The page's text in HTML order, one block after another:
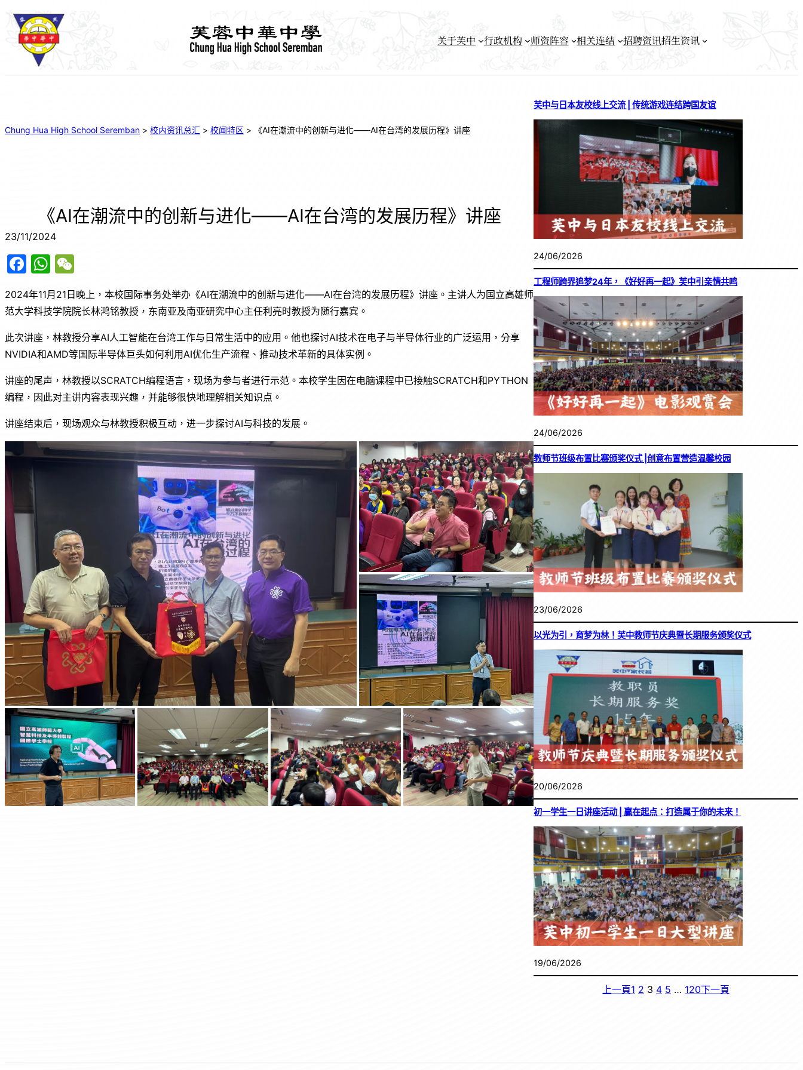
关于芙中 行政机构 师资阵容 相关连结 招聘资讯招生资讯
Chung Hua High School Seremban > 校内资讯总汇 > 校闻特区 > 《AI在潮流中的创新与进化——AI在台湾的发展历程》讲座
《AI在潮流中的创新与进化——AI在台湾的发展历程》讲座
23/11/2024
F
c
e
b
o
o
k
W
at
s
A
p
p
C
h
at
2024年11月21日晚上，本校国际事务处举办《AI在潮流中的创新与进化——AI在台湾的发展历程》讲座。主讲人为国立高雄师
范大学科技学院院长林鸿铭教授，东南亚及南亚研究中心主任利亮时教授为随行嘉宾。
此次讲座，林教授分享AI人工智能在台湾工作与日常生活中的应用。他也探讨AI技术在电子与半导体行业的广泛运用，分享
NVIDIA和AMD等国际半导体巨头如何利用AI优化生产流程、推动技术革新的具体实例。
讲座的尾声，林教授以SCRATCH编程语言，现场为参与者进行示范。本校学生因在电脑课程中已接触SCRATCH和PYTHON
编程，因此对主讲内容表现兴趣，并能够很快地理解相关知识点。
讲座结束后，现场观众与林教授积极互动，进一步探讨AI与科技的发展。
芙中与日本友校线上交流 | 传统游戏连结跨国友谊
24/06/2026
工程师跨界追梦24年，《好好再一起》芙中引亲情共鸣
24/06/2026
教师节班级布置比赛颁奖仪式 |创意布置营造温馨校园
23/06/2026
以光为引，育梦为林！芙中教师节庆典暨长期服务颁奖仪式
20/06/2026
初一学生一日讲座活动 | 赢在起点：打造属于你的未来！
19/06/2026
上一頁1 2 3 4 5 … 120下一頁